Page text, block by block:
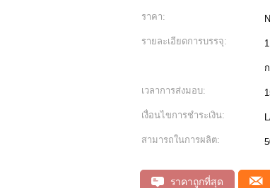
ราคา:
รายละเอียดการบรรจุ:
เวลาการส่งมอบ:
เงื่อนไขการชำระเงิน:
สามารถในการผลิต:
ราคาถูกที่สุด